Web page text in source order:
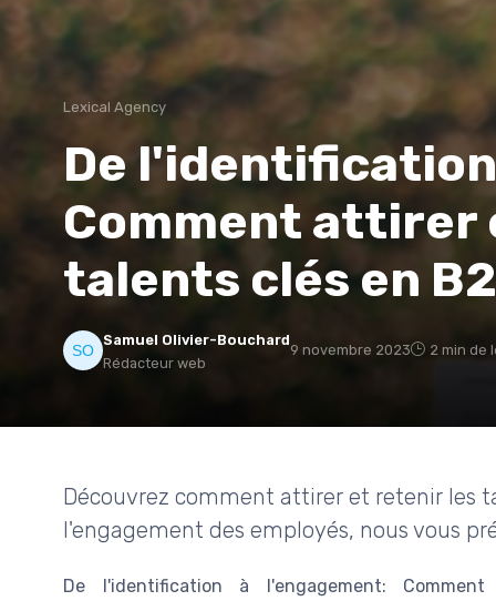
Lexical Agency
De
Comment attirer
talents clés en
Samuel Olivier-Bouchard
Rédacteur web
9 novembre 2023 2 min de
Découvrez comment attirer et retenir les
l'engagement des employés, nous vous
De l'identification à l'engagement: Comment